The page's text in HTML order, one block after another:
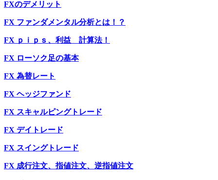
FXのデメリット
FX ファンダメンタル分析とは！？
FX ｐｉｐｓ、利益 計算法！
FX ローソク足の基本
FX 為替レート
FX ヘッジファンド
FX スキャルピングトレード
FX デイトレード
FX スイングトレード
FX 成行注文、指値注文、逆指値注文